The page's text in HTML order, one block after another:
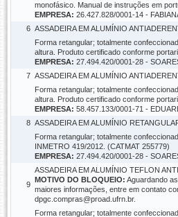
monofásico. Manual de instruções em
EMPRESA: 26.427.828/0001-14 -
6 ASSADEIRA EM ALUMÍNIO
Forma retangular; totalmente
altura. Produto certificado conforme
EMPRESA: 27.494.420/0001-28 -
7 ASSADEIRA EM ALUMÍNIO
Forma retangular; totalmente
altura. Produto certificado conforme
EMPRESA: 58.457.133/0001-71 -
8 ASSADEIRA EM ALUMÍNIO
Forma retangular; totalmente
INMETRO 419/2012. (CATMAT 255779)
EMPRESA: 27.494.420/0001-28 -
9
ASSADEIRA EM ALUMÍNIO TEFLON
MOTIVO DO BLOQUEIO: Aguardando
maiores informações, entre em contato
dpgc.compras@proad.ufrn.br.
Forma retangular; totalmente